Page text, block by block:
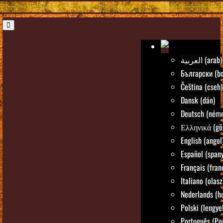
العربية (arab)
Български
Čeština (cseh)
Dansk (dán)
Deutsch
Ελληνικά
English
Español
Français
Italiano
Nederlands
Polski